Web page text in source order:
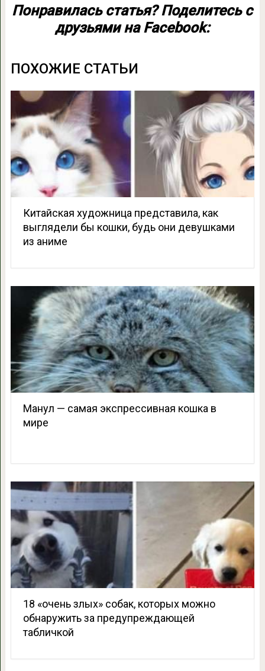
Понравилась статья? Поделитесь с
друзьями на Facebook:
ПОХОЖИЕ СТАТЬИ
Китайская художница представила, как
выглядели бы кошки, будь они девушками
из аниме
Манул — самая экспрессивная кошка в
мире
18 «очень злых» собак, которых можно
обнаружить за предупреждающей
табличкой